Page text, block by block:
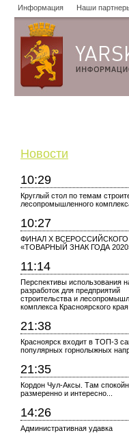
Информация Наши
Новости
10:29
Круглый стол по темам
лесопромышленного
10:27
ФИНАЛ X
«ТОВАРНЫЙ ЗНАК ГОДА
11:14
Перспективы использования
разработок для предприятий
строительства и
комплекса Красноярского края
21:38
Красноярск входит в ТОП-3
популярных горнолыжных
21:35
Кордон Чул-Аксы. Там
размеренно и интересно...
14:26
Административная удавка